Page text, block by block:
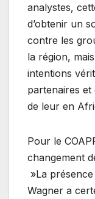
analystes,
d’obtenir un
contre les
la région,
intentions
partenaires et
de leur en
Pour le
changement
»La
Wagner a